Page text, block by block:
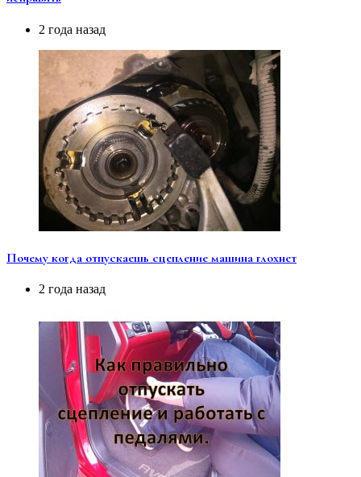
2 года назад
Почему когда отпускаешь сцепление машина глохнет
2 года назад